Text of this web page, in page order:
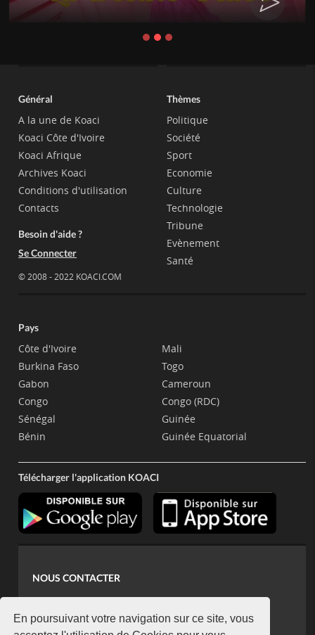
En poursuivant votre navigation sur ce site, vous
Général
A la une de Koaci
Koaci Côte d'Ivoire
Koaci Afrique
Archives Koaci
Conditions d'utilisation
Contacts
Besoin d'aide ?
Se Connecter
© 2008 - 2022 KOACI.COM
Thèmes
Politique
Société
Sport
Economie
Culture
Technologie
Tribune
Evènement
Santé
Pays
Côte d'Ivoire
Burkina Faso
Gabon
Congo
Sénégal
Bénin
Mali
Togo
Cameroun
Congo (RDC)
Guinée
Guinée Equatorial
Télécharger l'application KOACI
NOUS CONTACTER
koaci@yahoo.fr